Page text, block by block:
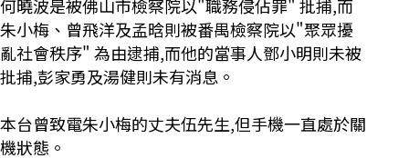
何曉波是被佛山市檢察院以"職務侵佔罪" 批捕,而
朱小梅、曾飛洋及孟晗則被番禺檢察院以"聚眾擾
亂社會秩序" 為由逮捕,而他的當事人鄧小明則未被
批捕,彭家勇及湯健則未有消息。
本台曾致電朱小梅的丈夫伍先生,但手機一直處於關
機狀態。